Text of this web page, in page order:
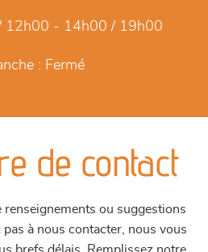
12h00 - 14h00 / 19h00
: Fermé
de contact
renseignements ou suggestions
à nous contacter, nous vous